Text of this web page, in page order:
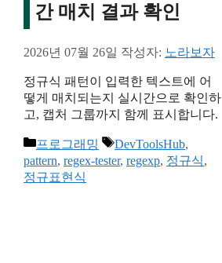
간 매치 결과 확인
2026년 07월 26일 작성자: 노라보자
정규식 패턴이 입력한 텍스트에 어
떻게 매치되는지 실시간으로 확인하
고, 캡처 그룹까지 함께 표시합니다.
카
테
고
프로그래밍
태
그
DevToolsHub,
pattern, regex-tester, regexp, 정규식,
정규표현식